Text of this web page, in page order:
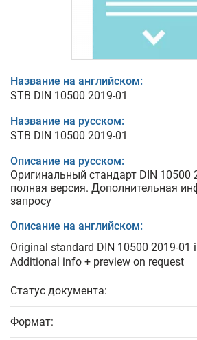
Название на английском:
STB DIN 10500 2019-01
Название на русском:
STB DIN 10500 2019-01
Описание на русском:
Оригинальный стандарт DIN 10500
полная версия. Дополнительная
запросу
Описание на английском:
Original standard DIN 10500 2019-01
Additional info + preview on request
Статус документа:
Формат: